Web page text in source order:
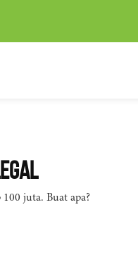
juta. Buat apa?